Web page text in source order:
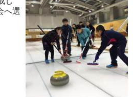
へ選